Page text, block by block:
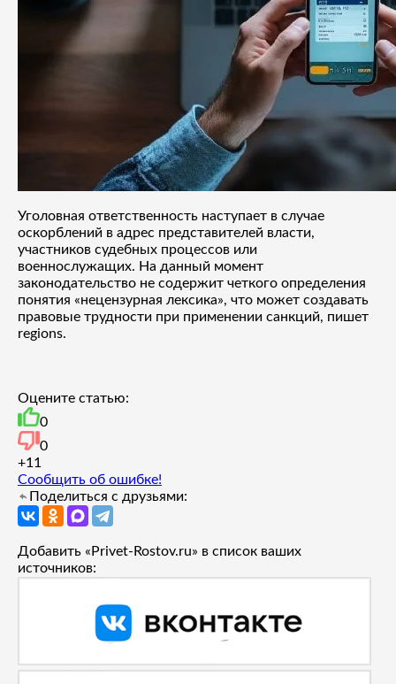
Уголовная ответственность наступает в случае
оскорблений в адрес представителей власти,
участников судебных процессов или
военнослужащих. На данный момент
законодательство не содержит четкого определения
понятия «нецензурная лексика», что может создавать
правовые трудности при применении санкций, пишет
regions.
Оцените статью:
0
0
+1 1
Сообщить об ошибке!
Поделиться с друзьями:
Добавить «Privet-Rostov.ru» в список ваших
источников: